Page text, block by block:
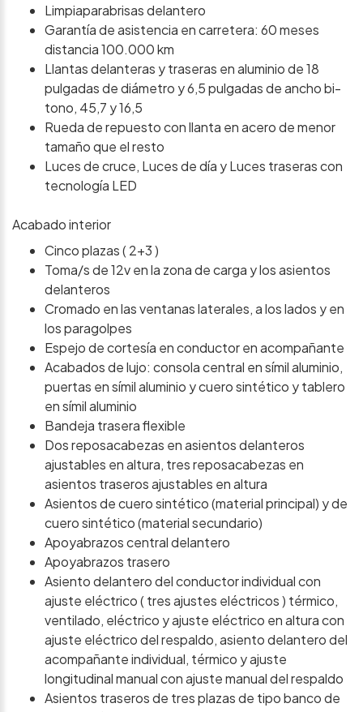
Limpiaparabrisas delantero
Garantía de asistencia en carretera: 60 meses
distancia 100.000 km
Llantas delanteras y traseras en aluminio de 18
pulgadas de diámetro y 6,5 pulgadas de ancho bi-
tono, 45,7 y 16,5
Rueda de repuesto con llanta en acero de menor
tamaño que el resto
Luces de cruce, Luces de día y Luces traseras con
tecnología LED
Acabado interior
Cinco plazas ( 2+3 )
Toma/s de 12v en la zona de carga y los asientos
delanteros
Cromado en las ventanas laterales, a los lados y en
los paragolpes
Espejo de cortesía en conductor en acompañante
Acabados de lujo: consola central en símil aluminio,
puertas en símil aluminio y cuero sintético y tablero
en símil aluminio
Bandeja trasera flexible
Dos reposacabezas en asientos delanteros
ajustables en altura, tres reposacabezas en
asientos traseros ajustables en altura
Asientos de cuero sintético (material principal) y de
cuero sintético (material secundario)
Apoyabrazos central delantero
Apoyabrazos trasero
Asiento delantero del conductor individual con
ajuste eléctrico ( tres ajustes eléctricos ) térmico,
ventilado, eléctrico y ajuste eléctrico en altura con
ajuste eléctrico del respaldo, asiento delantero del
acompañante individual, térmico y ajuste
longitudinal manual con ajuste manual del respaldo
Asientos traseros de tres plazas de tipo banco de